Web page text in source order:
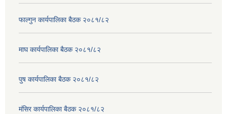
फाल्गुन कार्यपालिका बैठक २०८१/८२
माघ कार्यपालिका बैठक २०८१/८२
पुष कार्यपालिका बैठक २०८१/८२
मंसिर कार्यपालिका बैठक २०८१/८२